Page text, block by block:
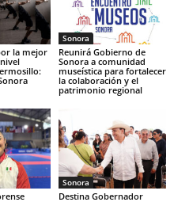
la mejor
Sonora
Reunirá Gobierno de
Sonora a comunidad
museística para fortalecer
la colaboración y el
patrimonio regional
Sonora
Destina Gobernador